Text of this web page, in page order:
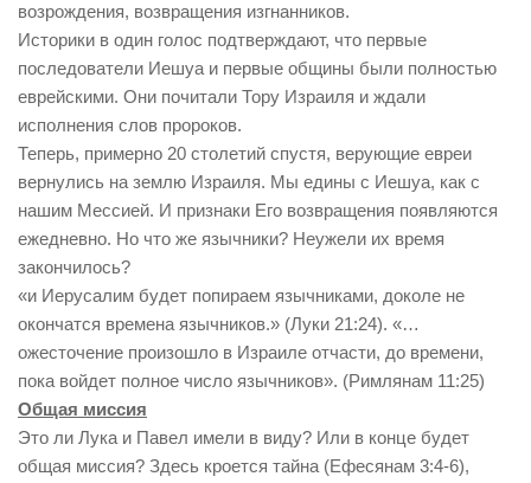
возрождения, возвращения изгнанников.
Историки в один голос подтверждают, что первые
последователи Иешуа и первые общины были полностью
еврейскими. Они почитали Тору Израиля и ждали
исполнения слов пророков.
Теперь, примерно 20 столетий спустя, верующие евреи
вернулись на землю Израиля. Мы едины с Иешуа, как с
нашим Мессией. И признаки Его возвращения появляются
ежедневно. Но что же язычники? Неужели их время
закончилось?
«и Иерусалим будет попираем язычниками, доколе не
окончатся времена язычников.» (Луки 21:24). «…
ожесточение произошло в Израиле отчасти, до времени,
пока войдет полное число язычников». (Римлянам 11:25)
Общая миссия
Это ли Лука и Павел имели в виду? Или в конце будет
общая миссия? Здесь кроется тайна (Ефесянам 3:4-6),